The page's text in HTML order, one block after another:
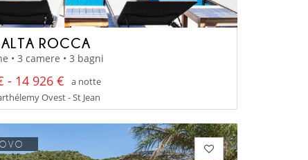
ROCCA
• 3 camere • 3 bagni
- 14 926 €
a notte
Ovest - St Jean